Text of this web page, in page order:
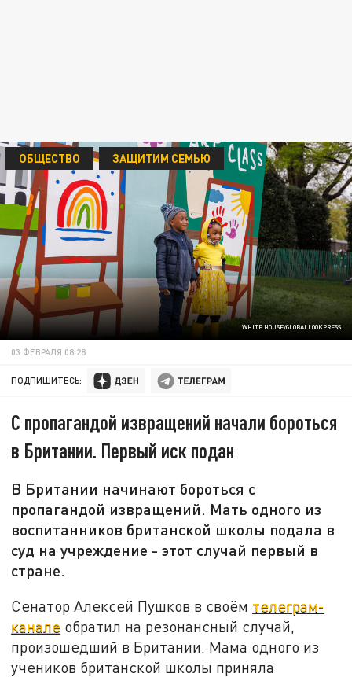
WHITE HOUSE/GLOBALLOOKPRESS
ОБЩЕСТВО ЗАЩИТИМ СЕМЬЮ
03 ФЕВРАЛЯ 08:28
ПОДПИШИТЕСЬ:
С пропагандой извращений начали бороться
в Британии. Первый иск подан
В Британии начинают бороться с
пропагандой извращений. Мать одного из
воспитанников британской школы подала в
суд на учреждение - этот случай первый в
стране.
Сенатор Алексей Пушков в своём телеграм-
канале обратил на резонансный случай,
произошедший в Британии. Мама одного из
учеников британской школы приняла